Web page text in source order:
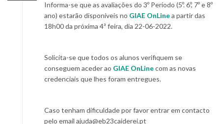
Informa-se que as avaliações do 3º Período (5º. 6º, 7º e 8º
ano) estarão disponíveis no GIAE OnLinea partir das
18h00 da próxima 4ª feira, dia 22-06-2022.
Solicita-se que todos os alunos verifiquem se
conseguem aceder ao GIAE OnLinecom as novas
credenciais que lhes foram entregues.
Caso tenham dificuldade por favor entrar em contacto
pelo email ajuda@eb23caiderei.pt